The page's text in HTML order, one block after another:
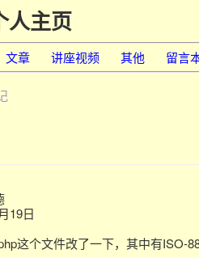
人主页
文章 讲座视频 其他 留言
19日
这个文件改了一下，其中有ISO-